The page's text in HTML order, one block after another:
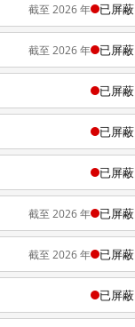
截至 2026 年 已屏蔽
截至 2026 年 已屏蔽
已屏蔽
已屏蔽
已屏蔽
截至 2026 年 已屏蔽
截至 2026 年 已屏蔽
已屏蔽